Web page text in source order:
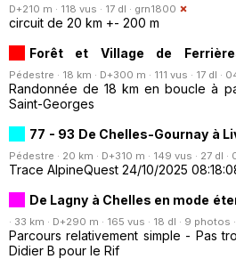
D+210 m · 118 vus · 17 dl · grn1800
circuit de 20 km +- 200 m
Forêt et Village de
Pédestre · 18 km · D+300 m · 111 vus · 17 dl ·
Randonnée de 18 km en boucle à
Saint-Georges
77 - 93 De Chelles-Gournay à
Pédestre · 20 km · D+310 m · 149 vus · 27 dl ·
Trace AlpineQuest 24/10/2025
De Lagny à Chelles en mode
· 33 km · D+290 m · 165 vus · 18 dl · 9 photos
Parcours relativement simple - Pas
Didier B pour le Rif